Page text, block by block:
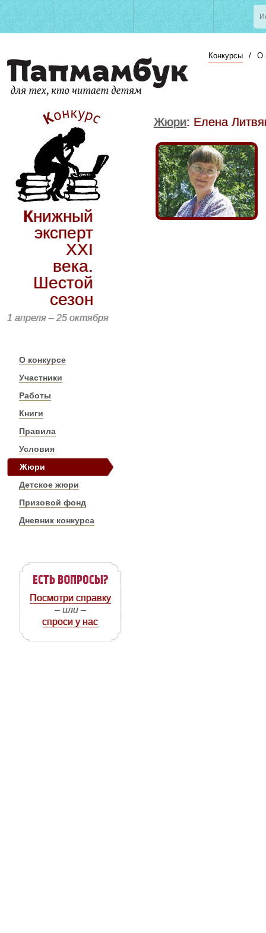
Конкурсы / О
Книжный
эксперт
XXI
века.
Шестой
сезон
1 апреля – 25 октября
О конкурсе
Участники
Работы
Книги
Правила
Условия
Жюри
Детское жюри
Призовой фонд
Дневник конкурса
Посмотри справку
– или –
спроси у нас
Жюри: Елена